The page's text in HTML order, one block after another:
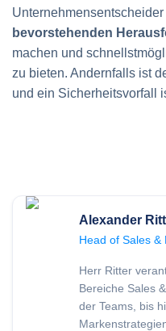
bevorstehenden
machen und
zu bieten. Andernfalls ist
und ein Sicherheitsvorfall
Alexander
Head of Sales &
Herr Ritter
Bereiche Sales
der Teams, bis